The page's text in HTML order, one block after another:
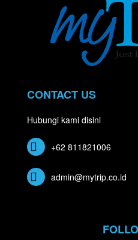
CONTACT US
Hubungi kami disini
+62 811821006
admin@mytrip.co.id